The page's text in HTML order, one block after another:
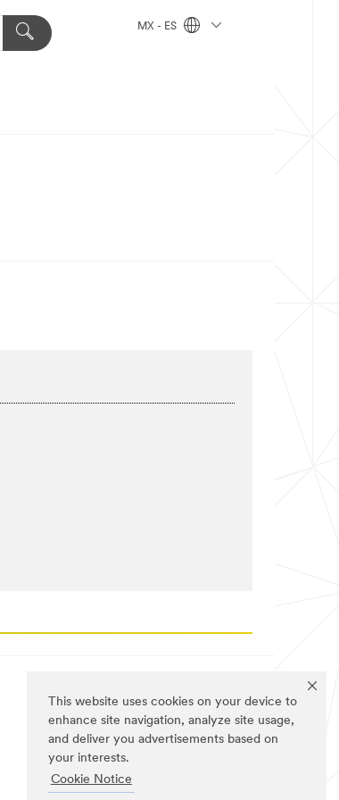
This website uses cookies on your device to
enhance site navigation, analyze site usage,
and deliver you advertisements based on
your interests.
Cookie Notice
MX - ES
SÍGUENOS